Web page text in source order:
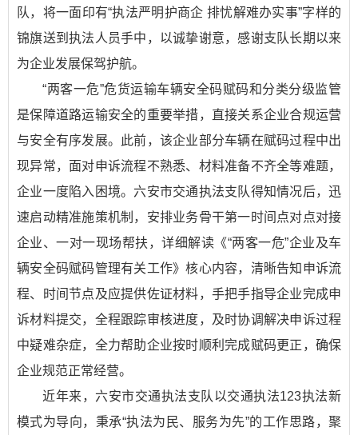
队，将一面印有“执法严明护商企 排忧解难办实事”字样的
锦旗送到执法人员手中，以诚挚谢意，感谢支队长期以来
为企业发展保驾护航。
“两客一危”危货运输车辆安全码赋码和分类分级监管
是保障道路运输安全的重要举措，直接关系企业合规运营
与安全有序发展。此前，该企业部分车辆在赋码过程中出
现异常，面对申诉流程不熟悉、材料准备不齐全等难题，
企业一度陷入困境。六安市交通执法支队得知情况后，迅
速启动精准施策机制，安排业务骨干第一时间点对点对接
企业、一对一现场帮扶，详细解读《“两客一危”企业及车
辆安全码赋码管理有关工作》核心内容，清晰告知申诉流
程、时间节点及应提供佐证材料，手把手指导企业完成申
诉材料提交，全程跟踪审核进度，及时协调解决申诉过程
中疑难杂症，全力帮助企业按时顺利完成赋码更正，确保
企业规范正常经营。
近年来，六安市交通执法支队以交通执法123执法新
模式为导向，秉承“执法为民、服务为先”的工作思路，聚